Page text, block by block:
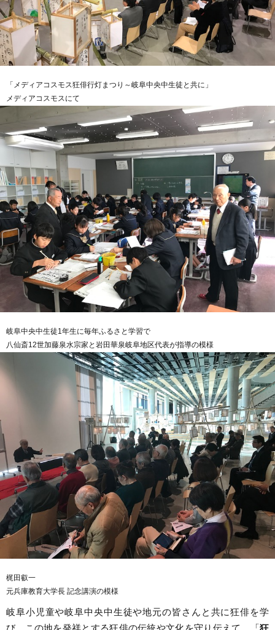
「メディアコスモス狂俳行灯まつり～岐阜中央中生徒と共に」
メディアコスモスにて
岐阜中央中生徒1年生に毎年ふるさと学習で
八仙斎12世加藤泉水宗家と岩田華泉岐阜地区代表が指導の模様
梶田叡一
元兵庫教育大学長 記念講演の模様
岐阜小児童や岐阜中央中生徒や地元の皆さんと共に狂俳を学
び、この地を発祥とする狂俳の伝統や文化を守り伝えて、「狂